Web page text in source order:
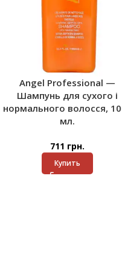
Angel Professional —
Шампунь для сухого і
нормального волосся,
мл.
711 грн.
Купить